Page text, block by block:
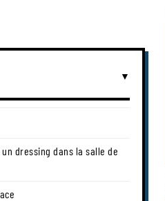
dressing dans la salle de